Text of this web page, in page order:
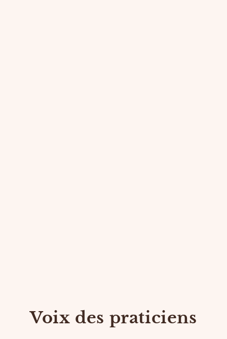
Voix des praticiens